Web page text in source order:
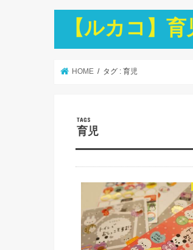
【ルカコ】
HOME タグ : 育児
育児